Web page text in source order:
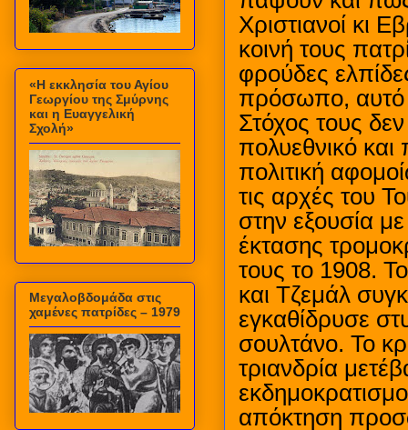
Χριστιανοί κι
κοινή τους
φρούδες
πρόσωπο, αυτό
Στόχος τους
πολυεθνικό και
πολιτική
τις αρχές του
στην εξουσία
έκτασης
τους το 1908.
και Τζεμάλ
εγκαθίδρυσε
σουλτάνο. Το
τριανδρία
απόκτηση
«Η εκκλησία του Αγίου
Γεωργίου της Σμύρνης
και η Ευαγγελική
Σχολή»
Μεγαλοβδομάδα στις
χαμένες πατρίδες – 1979